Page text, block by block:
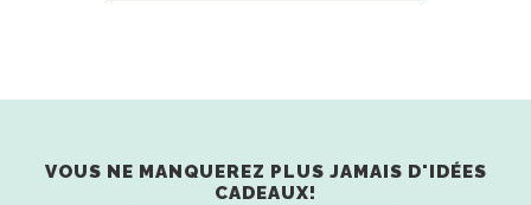
VOUS NE MANQUEREZ PLUS JAMAIS D'IDÉES
CADEAUX!